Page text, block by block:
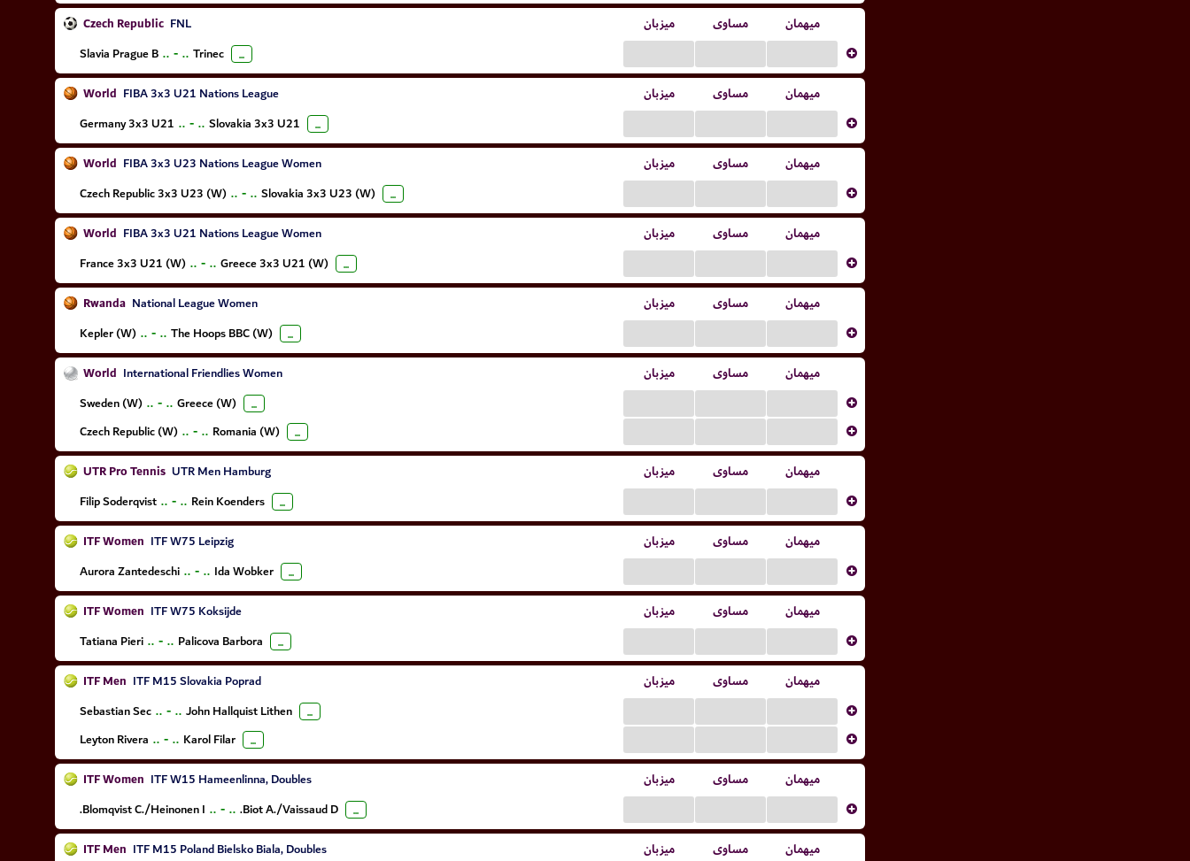
Czech Republic FNL میزبان مساوی میهمان
Slavia Prague B .. - .. Trinec ...
World FIBA 3x3 U21 Nations League میزبان مساوی میهمان
Germany 3x3 U21 .. - .. Slovakia 3x3 U21 ...
World FIBA 3x3 U23 Nations League Women میزبان مساوی میهمان
Czech Republic 3x3 U23 (W) .. - .. Slovakia 3x3 U23 (W) ...
World FIBA 3x3 U21 Nations League Women میزبان مساوی میهمان
France 3x3 U21 (W) .. - .. Greece 3x3 U21 (W) ...
Rwanda National League Women میزبان مساوی میهمان
Kepler (W) .. - .. The Hoops BBC (W) ...
World International Friendlies Women میزبان مساوی میهمان
Sweden (W) .. - .. Greece (W) ...
Czech Republic (W) .. - .. Romania (W) ...
UTR Pro Tennis UTR Men Hamburg میزبان مساوی میهمان
Filip Soderqvist .. - .. Rein Koenders ...
ITF Women ITF W75 Leipzig میزبان مساوی میهمان
Aurora Zantedeschi .. - .. Ida Wobker ...
ITF Women ITF W75 Koksijde میزبان مساوی میهمان
Tatiana Pieri .. - .. Palicova Barbora ...
ITF Men ITF M15 Slovakia Poprad میزبان مساوی میهمان
Sebastian Sec .. - .. John Hallquist Lithen ...
Leyton Rivera .. - .. Karol Filar ...
ITF Women ITF W15 Hameenlinna, Doubles میزبان مساوی میهمان
Blomqvist C./Heinonen I. .. - .. Biot A./Vaissaud D. ...
ITF Men ITF M15 Poland Bielsko Biala, Doubles میزبان مساوی میهمان